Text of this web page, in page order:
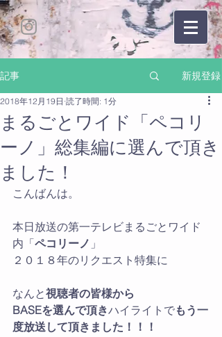
記事 新規登録
まるごとワイド「ペコリ
ーノ」総集編に選んで頂き
ました！
2018年12月19日 読了時間: 1分
こんばんは。
本日放送の第一テレビまるごとワイド
内「ペコリーノ 」
２０１８年のリクエスト特集に
なんと視聴者の皆様から
BASEを選んで頂きハイライトでもう一
度放送して頂きました！！！